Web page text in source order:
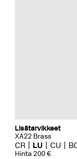
Lisätarvikkeet
XA22 Brass
CR LU CU
Hinta 200 €